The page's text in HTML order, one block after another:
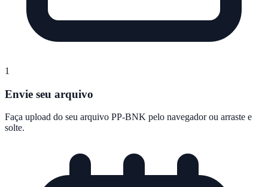
1
Envie seu arquivo
Faça upload do seu arquivo PP-BNK pelo navegador ou arraste e
solte.